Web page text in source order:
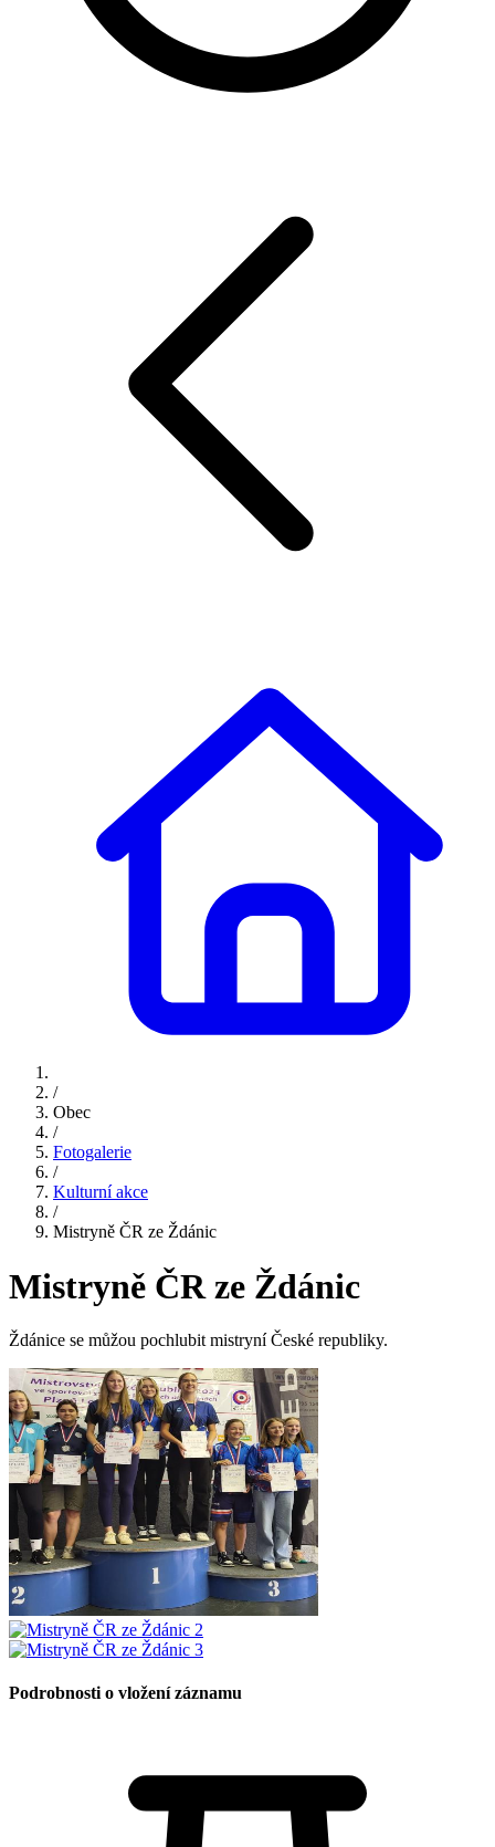
/
Obec
/
Fotogalerie
/
Kulturní akce
/
Mistryně ČR ze Ždánic
Mistryně ČR ze Ždánic
Ždánice se můžou pochlubit mistryní České republiky.
Podrobnosti o vložení záznamu